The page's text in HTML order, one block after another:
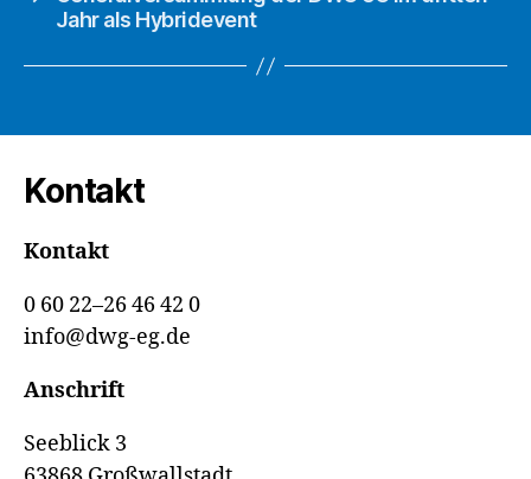
Jahr als Hybridevent
Kontakt
Kontakt
0 60 22–26 46 42 0
info@dwg-eg.de
Anschrift
Seeblick 3